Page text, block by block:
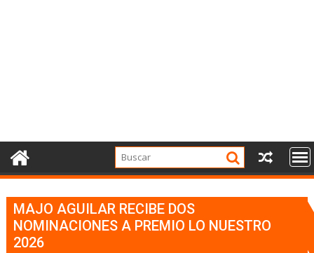
MAJO AGUILAR RECIBE DOS
NOMINACIONES A PREMIO LO NUESTRO
2026